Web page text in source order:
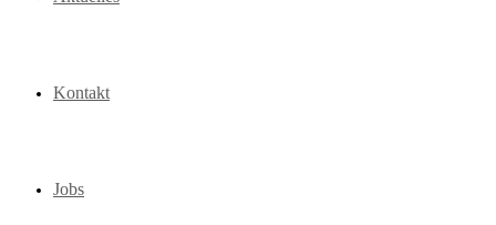
Kontakt
Jobs